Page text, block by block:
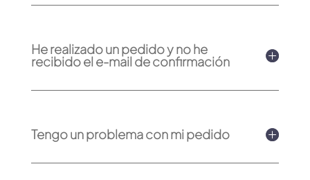
He realizado un pedido y no he
recibido el e-mail de confirmación
Tengo un problema con mi pedido